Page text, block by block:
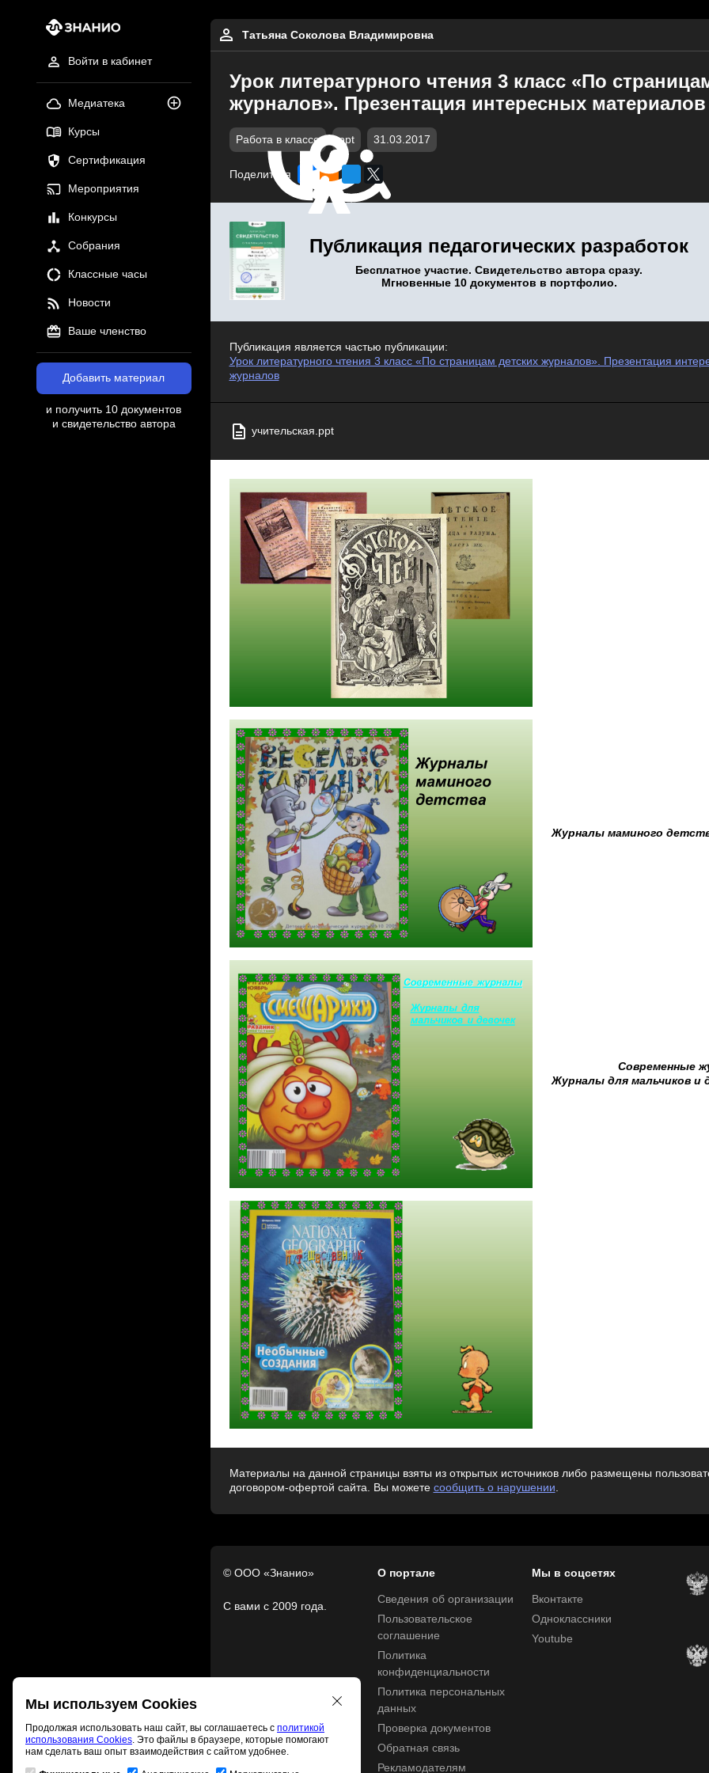
Войти в кабинет
Медиатека
Курсы
Сертификация
Мероприятия
Конкурсы
Собрания
Классные часы
Новости
Ваше членство
Добавить материал
и получить 10 документов
и свидетельство автора
Татьяна Соколова Владимировна
Урок литературного чтения 3 класс «По
журналов». Презентация интересных
Работа в классе ppt 31.03.2017
Поделиться
Публикация педагогических разработок
Бесплатное участие. Свидетельство автора сразу.
Мгновенные 10 документов в портфолио.
Публикация является частью публикации:
Урок литературного чтения 3 класс «По страницам детских журналов». Презентация
журналов
учительская.ppt
Журналы маминого
Современные
Журналы для мальчиков и
Материалы на данной страницы взяты из открытых источников либо размещены
договором-офертой сайта. Вы можете сообщить о нарушении.
© ООО «Знанио»
С вами с 2009 года.
О портале
Сведения об организации
Пользовательское
соглашение
Политика
конфиденциальности
Политика персональных
данных
Проверка документов
Обратная связь
Рекламодателям
Мы в соцсетях
Вконтакте
Одноклассники
Youtube
Мы используем Cookies
Продолжая использовать наш сайт, вы соглашаетесь с политикой
использования Cookies. Это файлы в браузере, которые помогают
нам сделать ваш опыт взаимодействия с сайтом удобнее.